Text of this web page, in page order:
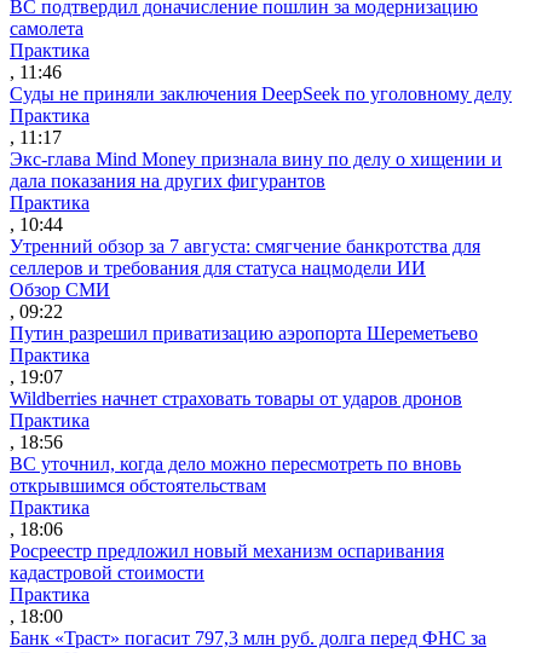
ВС подтвердил доначисление пошлин за модернизацию
самолета
Практика
, 11:46
Суды не приняли заключения DeepSeek по уголовному делу
Практика
, 11:17
Экс-глава Mind Money признала вину по делу о хищении и
дала показания на других фигурантов
Практика
, 10:44
Утренний обзор за 7 августа: смягчение банкротства для
селлеров и требования для статуса нацмодели ИИ
Обзор СМИ
, 09:22
Путин разрешил приватизацию аэропорта Шереметьево
Практика
, 19:07
Wildberries начнет страховать товары от ударов дронов
Практика
, 18:56
ВС уточнил, когда дело можно пересмотреть по вновь
открывшимся обстоятельствам
Практика
, 18:06
Росреестр предложил новый механизм оспаривания
кадастровой стоимости
Практика
, 18:00
Банк «Траст» погасит 797,3 млн руб. долга перед ФНС за